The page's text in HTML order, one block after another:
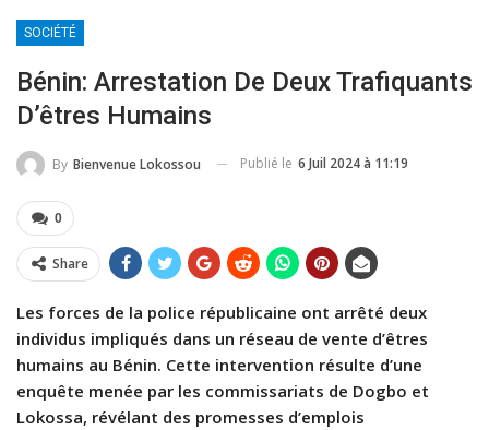
SOCIÉTÉ
Bénin: Arrestation De Deux Trafiquants
D’êtres Humains
By Bienvenue Lokossou Publié le 6 Juil 2024 à 11:19
0
Share
Les forces de la police républicaine ont arrêté deux
individus impliqués dans un réseau de vente d’êtres
humains au Bénin. Cette intervention résulte d’une
enquête menée par les commissariats de Dogbo et
Lokossa, révélant des promesses d’emplois